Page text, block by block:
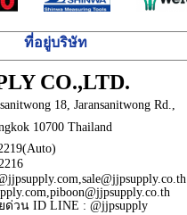
ที่อยู่บริษัท
CO.,LTD.
18, Jaransanitwong Rd.,
10700 Thailand
วน ID LINE : @jjpsupply